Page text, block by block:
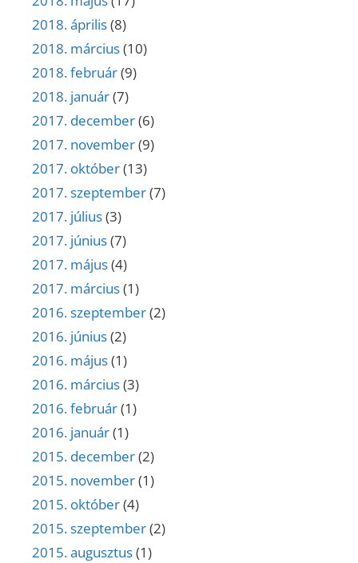
2018. április(8)
2018. március(10)
2018. február(9)
2018. január(7)
2017. december(6)
2017. november(9)
2017. október(13)
2017. szeptember(7)
2017. július(3)
2017. június(7)
2017. május(4)
2017. március(1)
2016. szeptember(2)
2016. június(2)
2016. május(1)
2016. március(3)
2016. február(1)
2016. január(1)
2015. december(2)
2015. november(1)
2015. október(4)
2015. szeptember(2)
2015. augusztus(1)